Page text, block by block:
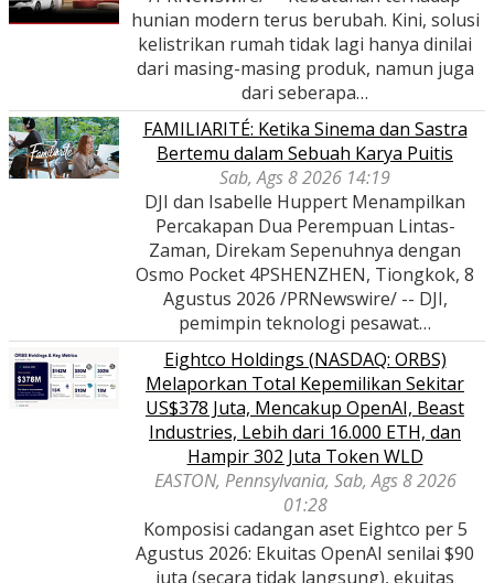
hunian modern terus berubah. Kini, solusi
kelistrikan rumah tidak lagi hanya dinilai
dari masing-masing produk, namun juga
dari seberapa…
FAMILIARITÉ: Ketika Sinema dan Sastra
Bertemu dalam Sebuah Karya Puitis
Sab, Ags 8 2026 14:19
DJI dan Isabelle Huppert Menampilkan
Percakapan Dua Perempuan Lintas-
Zaman, Direkam Sepenuhnya dengan
Osmo Pocket 4PSHENZHEN, Tiongkok, 8
Agustus 2026 /PRNewswire/ -- DJI,
pemimpin teknologi pesawat…
Eightco Holdings (NASDAQ: ORBS)
Melaporkan Total Kepemilikan Sekitar
US$378 Juta, Mencakup OpenAI, Beast
Industries, Lebih dari 16.000 ETH, dan
Hampir 302 Juta Token WLD
EASTON, Pennsylvania, Sab, Ags 8 2026
01:28
Komposisi cadangan aset Eightco per 5
Agustus 2026: Ekuitas OpenAI senilai $90
juta (secara tidak langsung), ekuitas